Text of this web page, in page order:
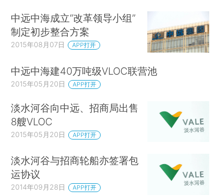
中远中海成立“改革领导小组”
制定初步整合方案
2015年08月07日 APP打开
中远中海建40万吨级VLOC联营池
2015年05月20日 APP打开
淡水河谷向中远、招商局出售
8艘VLOC
2015年05月20日 APP打开
淡水河谷与招商轮船亦签署包
运协议
2014年09月28日 APP打开